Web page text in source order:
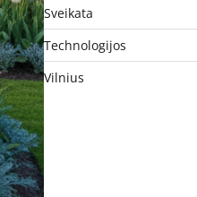
Sveikata
Technologijos
Vilnius